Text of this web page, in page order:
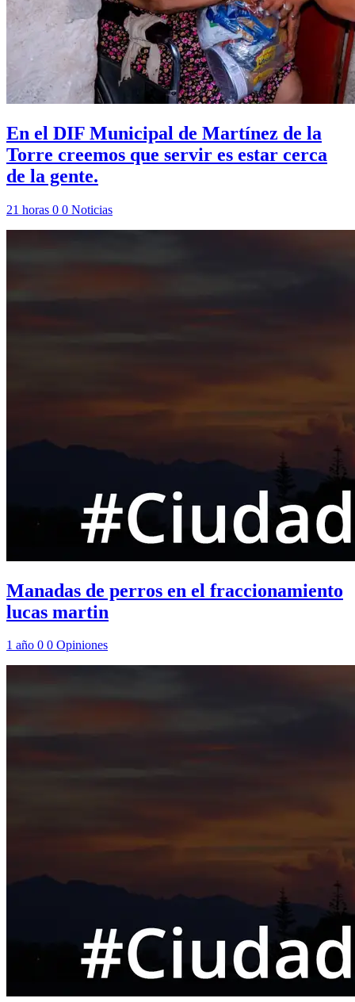
En el DIF Municipal de Martínez de la
Torre creemos que servir es estar cerca
de la gente.
21 horas 0 0 Noticias
Manadas de perros en el fraccionamiento
lucas martin
1 año 0 0 Opiniones